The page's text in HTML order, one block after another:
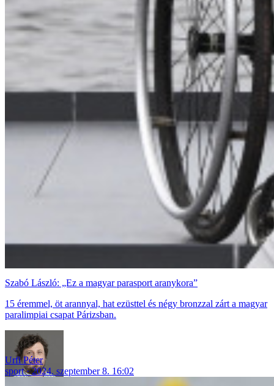
Szabó László: „Ez a magyar parasport aranykora”
15 éremmel, öt arannyal, hat ezüsttel és négy bronzzal zárt a magyar
paralimpiai csapat Párizsban.
Urfi Péter
sport
2024. szeptember 8. 16:02